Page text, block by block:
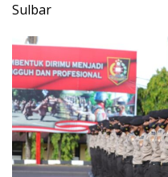
Sulbar